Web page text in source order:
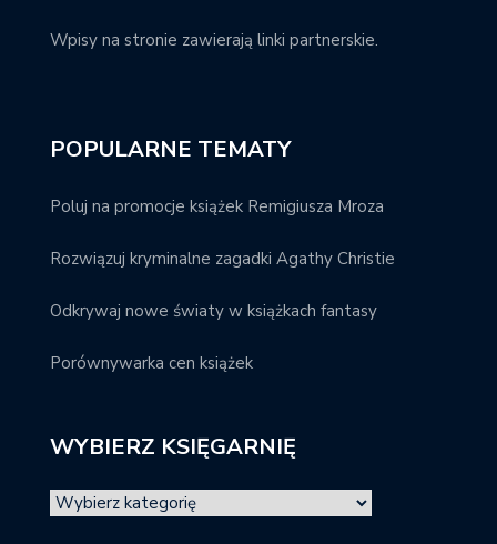
Wpisy na stronie zawierają linki partnerskie.
POPULARNE TEMATY
Poluj na promocje książek Remigiusza Mroza
Rozwiązuj kryminalne zagadki Agathy Christie
Odkrywaj nowe światy w książkach fantasy
Porównywarka cen książek
WYBIERZ KSIĘGARNIĘ